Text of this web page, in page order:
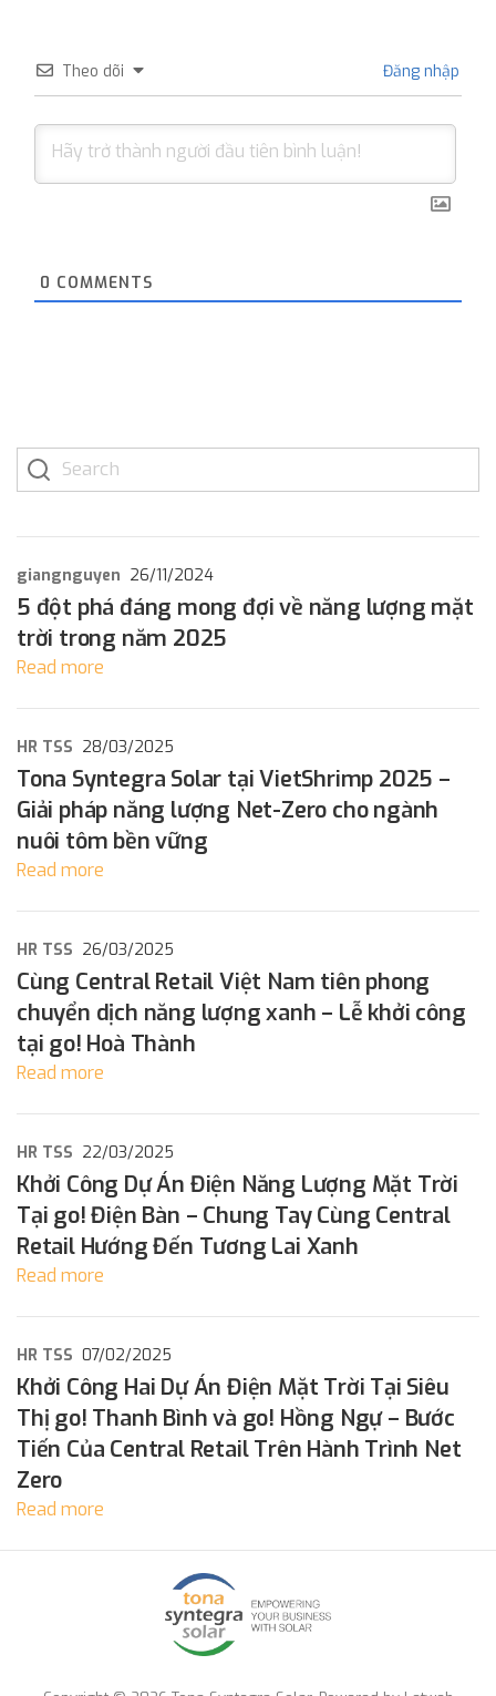
Theo dõi Đăng nhập
0 COMMENTS
giangnguyen 26/11/2024
5 đột phá đáng mong đợi về năng lượng mặt
trời trong năm 2025
Read more
HR TSS 28/03/2025
Tona Syntegra Solar tại VietShrimp 2025 –
Giải pháp năng lượng Net-Zero cho ngành
nuôi tôm bền vững
Read more
HR TSS 26/03/2025
Cùng Central Retail Việt Nam tiên phong
chuyển dịch năng lượng xanh – Lễ khởi công
tại go! Hoà Thành
Read more
HR TSS 22/03/2025
Khởi Công Dự Án Điện Năng Lượng Mặt Trời
Tại go! Điện Bàn – Chung Tay Cùng Central
Retail Hướng Đến Tương Lai Xanh
Read more
HR TSS 07/02/2025
Khởi Công Hai Dự Án Điện Mặt Trời Tại Siêu
Thị go! Thanh Bình và go! Hồng Ngự – Bước
Tiến Của Central Retail Trên Hành Trình Net
Zero
Read more